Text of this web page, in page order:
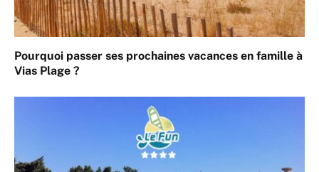
Pourquoi passer ses prochaines vacances en famille à
Vias Plage ?